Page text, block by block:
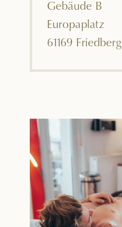
Gebäude B
Europaplatz
61169 Friedberg